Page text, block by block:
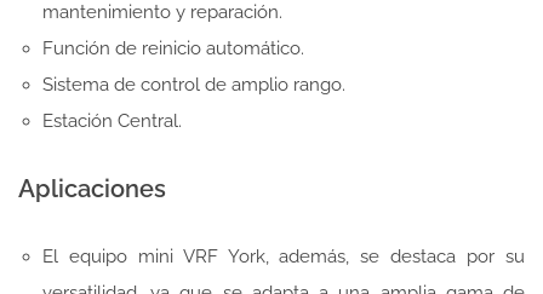
mantenimiento y reparación.
Función de reinicio automático.
Sistema de control de amplio rango.
Estación Central.
Aplicaciones
El equipo mini VRF York, además, se destaca por su